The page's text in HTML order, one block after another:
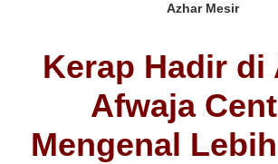
Azhar Mesir
Kerap Hadir di
Afwaja
Mengenal